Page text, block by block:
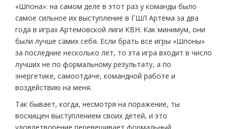
«Шпона»: на самом деле в этот раз у команды было
самое сильное их выступление в ГШЛ Артёма за два
года в играх Артемовской лиги КВН. Как минимум, они
были лучше самих себя. Если брать все игры «Шпоны»
за последние несколько лет, то эта игра входит в число
лучших не по формальному результату, а по
энергетике, самоотдаче, командной работе и
воздействию на меня.
Так бывает, когда, несмотря на поражение, ты
восхищен выступлением своих детей, и это